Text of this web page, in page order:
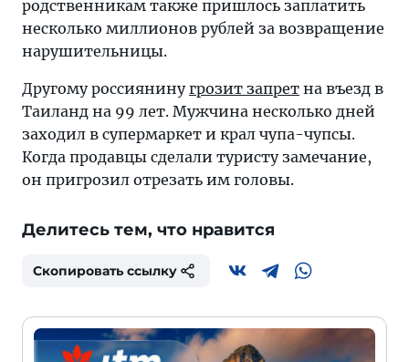
родственникам также пришлось заплатить
несколько миллионов рублей за возвращение
нарушительницы.
Другому россиянинугрозит запрет на въезд в
Таиланд на 99 лет. Мужчина несколько дней
заходил в супермаркет и крал чупа-чупсы.
Когда продавцы сделали туристу замечание,
он пригрозил отрезать им головы.
Делитесь тем, что нравится
Скопировать ссылку